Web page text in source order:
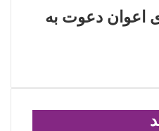
اعوان دعوت به